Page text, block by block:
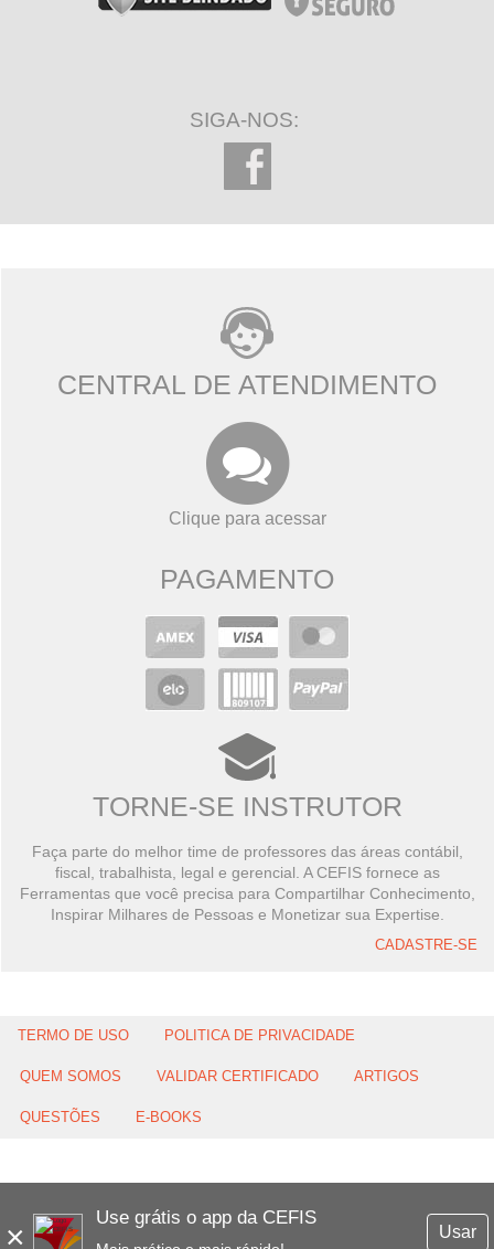
×
Use grátis o app da CEFIS
Usar
SIGA-NOS:
CENTRAL DE ATENDIMENTO
Clique para acessar
PAGAMENTO
TORNE-SE INSTRUTOR
Faça parte do melhor time de professores das áreas contábil,
fiscal, trabalhista, legal e gerencial. A CEFIS fornece as
Ferramentas que você precisa para Compartilhar Conhecimento,
Inspirar Milhares de Pessoas e Monetizar sua Expertise.
CADASTRE-SE
TERMO DE USO POLITICA DE PRIVACIDADE
QUEM SOMOS VALIDAR CERTIFICADO ARTIGOS
QUESTÕES E-BOOKS